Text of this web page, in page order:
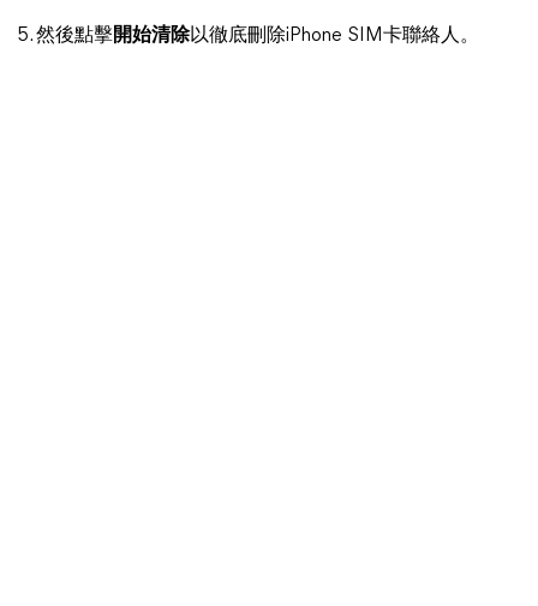
5. 然後點擊開始清除以徹底刪除iPhone SIM卡聯絡人。